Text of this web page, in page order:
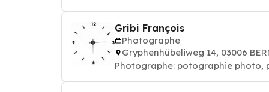
Gribi François
Photographe
Gryphenhübeliweg 14, 03006
Photographe: potographie